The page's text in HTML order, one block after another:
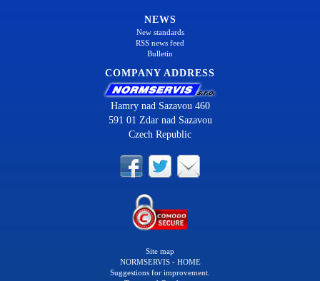
NEWS
New standards
RSS news feed
Bulletin
COMPANY ADDRESS
Hamry nad Sazavou 460
591 01 Zdar nad Sazavou
Czech Republic
Site map
NORMSERVIS - HOME
Suggestions for improvement.